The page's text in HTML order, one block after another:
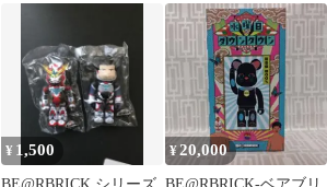
ク SKULLMAN ソフ
¥ 1,500
BE@RBRICK シリーズ
¥20,000
BE@RBRICK-ベアブリ